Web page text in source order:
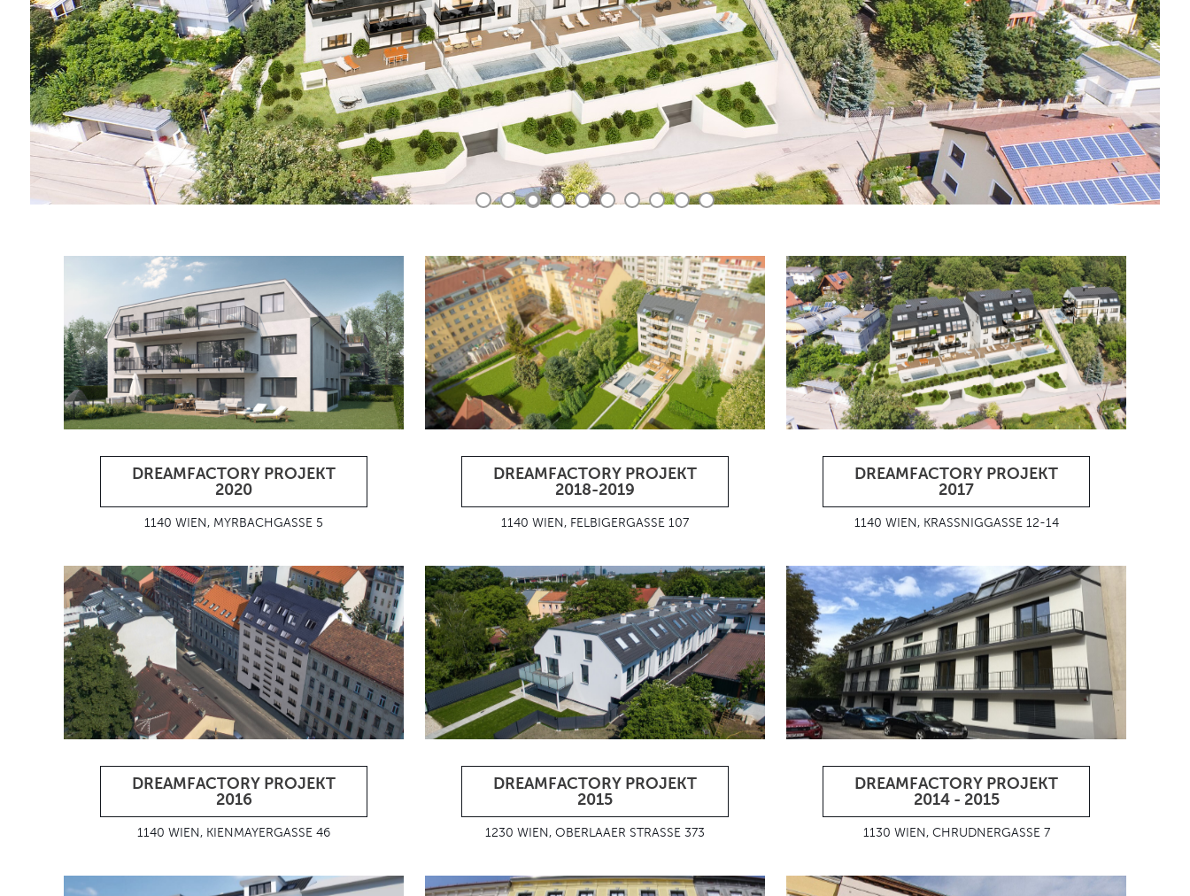
DREAMFACTORY PROJEKT
2020
1140 WIEN, MYRBACHGASSE 5
DREAMFACTORY PROJEKT
2018-2019
1140 WIEN, FELBIGERGASSE 107
DREAMFACTORY PROJEKT
2017
1140 WIEN, KRASSNIGGASSE 12-14
DREAMFACTORY PROJEKT
2016
1140 WIEN, KIENMAYERGASSE 46
DREAMFACTORY PROJEKT
2015
1230 WIEN, OBERLAAER STRASSE 373
DREAMFACTORY PROJEKT
2014 - 2015
1130 WIEN, CHRUDNERGASSE 7